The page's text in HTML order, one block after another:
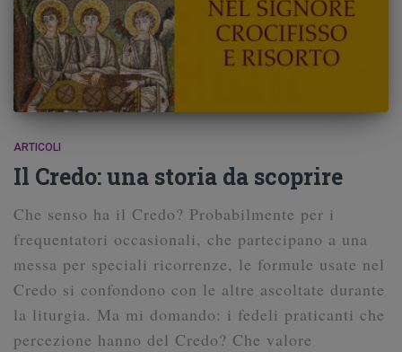
ARTICOLI
Il Credo: una storia da scoprire
Che senso ha il Credo? Probabilmente per i
frequentatori occasionali, che partecipano a una
messa per speciali ricorrenze, le formule usate nel
Credo si confondono con le altre ascoltate durante
la liturgia. Ma mi domando: i fedeli praticanti che
percezione hanno del Credo? Che valore